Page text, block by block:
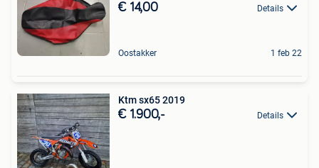
€ 14,00 Details
Oostakker 1 feb 22
Ktm sx65 2019
€ 1.900,- Details